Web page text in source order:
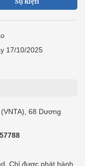
17/10/2025
68 Dương
Chỉ được phát hành